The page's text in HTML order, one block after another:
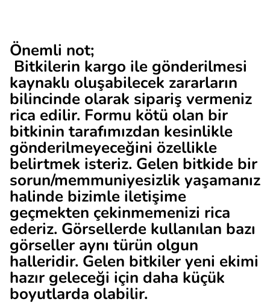
Önemli not;
Bitkilerin kargo ile gönderilmesi
kaynaklı oluşabilecek zararların
bilincinde olarak sipariş vermeniz
rica edilir. Formu kötü olan bir
bitkinin tarafımızdan kesinlikle
gönderilmeyeceğini özellikle
belirtmek isteriz. Gelen bitkide bir
sorun/memmuniyesizlik yaşamanız
halinde bizimle iletişime
geçmekten çekinmemenizi rica
ederiz. Görsellerde kullanılan bazı
görseller aynı türün olgun
halleridir. Gelen bitkiler yeni ekimi
hazır geleceği için daha küçük
boyutlarda olabilir.